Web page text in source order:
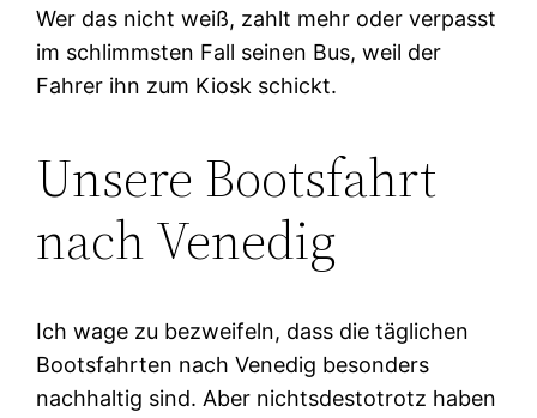
Wer das nicht weiß, zahlt mehr oder verpasst
im schlimmsten Fall seinen Bus, weil der
Fahrer ihn zum Kiosk schickt.
Unsere Bootsfahrt
nach Venedig
Ich wage zu bezweifeln, dass die täglichen
Bootsfahrten nach Venedig besonders
nachhaltig sind. Aber nichtsdestotrotz haben